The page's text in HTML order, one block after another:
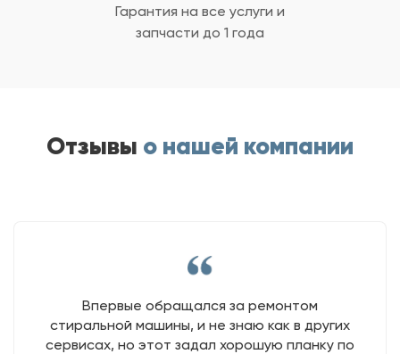
Гарантия на все услуги и
запчасти до 1 года
Отзывы о нашей компании
Впервые обращался за ремонтом
стиральной машины, и не знаю как в других
сервисах, но этот задал хорошую планку по